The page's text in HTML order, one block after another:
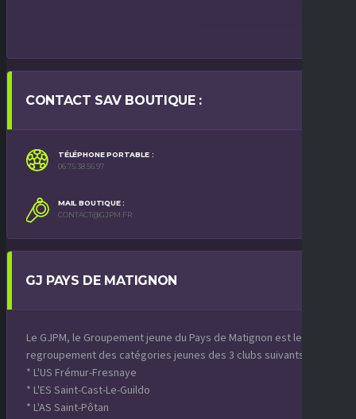
CONTACT SAV BOUTIQUE :
TÉLÉPHONE PORTABLE :
06.75.38.56.97
MAIL BOUTIQUE :
CONTACT@GJPM.FR
GJ PAYS DE MATIGNON
Le GJPM, le Groupement jeune du Pays de Matignon est le
regroupement des catégories jeunes des 3 clubs suivants :
* L'US Frémur-Fresnaye
* L'ES Saint-Cast-Le-Guildo
* L'AS Saint-Pôtan